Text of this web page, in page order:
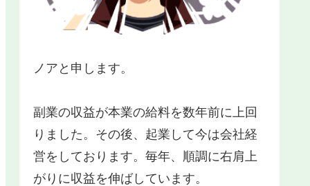
ノアと申します。
副業の収益が本業の給料を数年前に上回
りました。その後、起業して今は会社経
営をしております。毎年、順調に右肩上
がりに収益を伸ばしています。